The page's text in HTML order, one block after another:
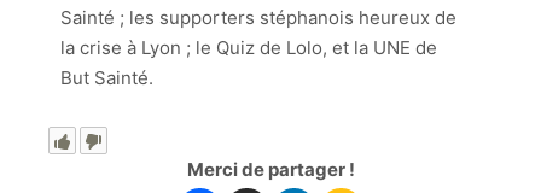
Sainté ; les supporters stéphanois heureux de
la crise à Lyon ; le Quiz de Lolo, et la UNE de
But Sainté.
Merci de partager !